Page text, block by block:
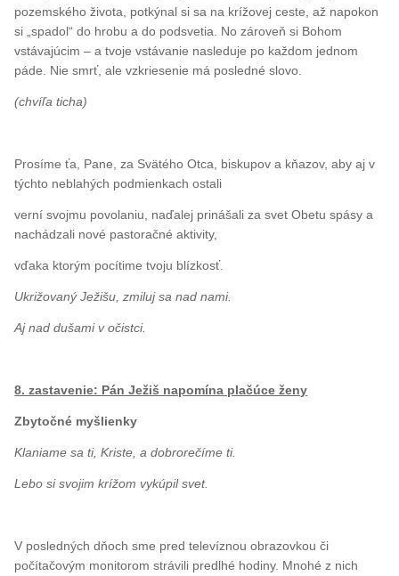
pozemského života, potkýnal si sa na krížovej ceste, až napokon
si „spadol“ do hrobu a do podsvetia. No zároveň si Bohom
vstávajúcim – a tvoje vstávanie nasleduje po každom jednom
páde. Nie smrť, ale vzkriesenie má posledné slovo.
(chvíľa ticha)
Prosíme ťa, Pane, za Svätého Otca, biskupov a kňazov, aby aj v
týchto neblahých podmienkach ostali
verní svojmu povolaniu, naďalej prinášali za svet Obetu spásy a
nachádzali nové pastoračné aktivity,
vďaka ktorým pocítime tvoju blízkosť.
Ukrižovaný Ježišu, zmiluj sa nad nami.
Aj nad dušami v očistci.
8. zastavenie: Pán Ježiš napomína plačúce ženy
Zbytočné myšlienky
Klaniame sa ti, Kriste, a dobrorečíme ti.
Lebo si svojim krížom vykúpil svet.
V posledných dňoch sme pred televíznou obrazovkou či
počítačovým monitorom strávili predlhé hodiny. Mnohé z nich